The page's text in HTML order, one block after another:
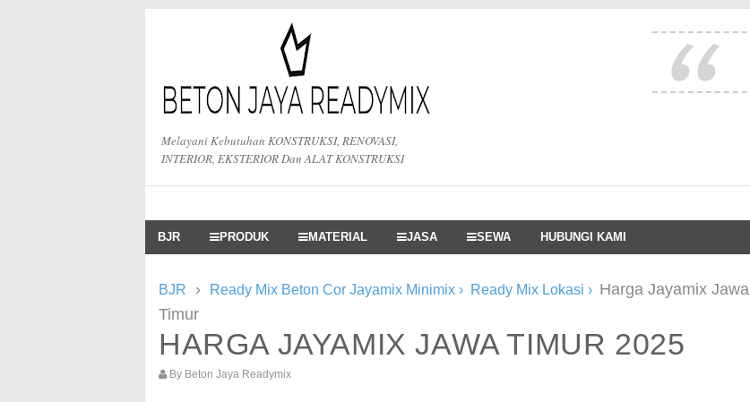
Melayani Kebutuhan KONSTRUKSI, RENOVASI,
INTERIOR, EKSTERIOR Dan ALAT KONSTRUKSI
BJR PRODUK MATERIAL JASA SEWA HUBUNGI KAMI
BJR › Ready Mix Beton Cor Jayamix Minimix › Ready Mix Lokasi › Harga Jayamix Jawa
Timur
HARGA JAYAMIX JAWA TIMUR 2025
By Beton Jaya Readymix